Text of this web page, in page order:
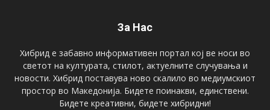
За Нас
Хибрид е забавно информативен портал кој ве носи во
светот на културата, стилот, актуелните случувања и
новости. Хибрид поставува ново скалило во медиумскиот
простор во Македонија. Бидете поинакви, единствени.
Бидете креативни, бидете хибридни!